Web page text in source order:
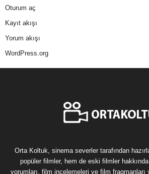
Oturum aç
Kayıt akışı
Yorum akışı
WordPress.org
Orta Koltuk, sinema severler tarafından
popüler filmler, hem de eski filmler
yorumları, film incelemeleri ve film